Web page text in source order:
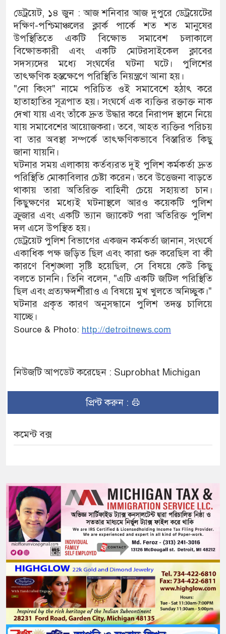
ডেট্রয়েট, ১৪ জুন : আজ শনিবার আজ দুপুরে ডেট্রয়েটের
দক্ষিণ-পশ্চিমাঞ্চলের ক্লার্ক পার্কে শত শত মানুষের
উপস্থিতিতে একটি বিক্ষোভ সমাবেশ চলাকালে
বিক্ষোভকারী এবং একটি মোটরসাইকেল ক্লাবের
সদস্যদের মধ্যে সংঘর্ষের ঘটনা ঘটে। পুলিশের
তাৎক্ষণিক হস্তক্ষেপে পরিস্থিতি নিয়ন্ত্রণে আনা হয়।
"নো কিংস" নামে পরিচিত ওই সমাবেশে হঠাৎ করে
হাতাহাতির সূত্রপাত হয়। সংঘর্ষে এক ব্যক্তির রক্তাক্ত নাক
দেখা যায় এবং তাঁকে দ্রুত উদ্ধার করে নিরাপদ স্থানে নিয়ে
যায় সমাবেশের আয়োজকরা। তবে, আহত ব্যক্তির পরিচয়
বা তার অবস্থা সম্পর্কে তাৎক্ষণিকভাবে বিস্তারিত কিছু
জানা যায়নি।
ঘটনার সময় এলাকায় কর্তব্যরত দুই পুলিশ কর্মকর্তা দ্রুত
পরিস্থিতি মোকাবিলার চেষ্টা করেন। তবে উত্তেজনা বাড়তে
থাকায় তারা অতিরিক্ত বাহিনী চেয়ে সহায়তা চান।
কিছুক্ষণের মধ্যেই ঘটনাস্থলে আরও কয়েকটি পুলিশ
ক্রুজার এবং একটি ভ্যান জ্যাকেট পরা অতিরিক্ত পুলিশ
দল এসে উপস্থিত হয়।
ডেট্রয়েট পুলিশ বিভাগের একজন কর্মকর্তা জানান, সংঘর্ষে
একাধিক পক্ষ জড়িত ছিল এবং কারা শুরু করেছিল বা কী
কারণে বিশৃঙ্খলা সৃষ্টি হয়েছিল, সে বিষয়ে কেউ কিছু
বলতে চাননি। তিনি বলেন, "এটি একটি জটিল পরিস্থিতি
ছিল এবং প্রত্যক্ষদর্শীরাও এ বিষয়ে মুখ খুলতে অনিচ্ছুক।"
ঘটনার প্রকৃত কারণ অনুসন্ধানে পুলিশ তদন্ত চালিয়ে
যাচ্ছে।
Source & Photo: http://detroitnews.com
নিউজটি আপডেট করেছেন : Suprobhat Michigan
প্রিন্ট করুন :
কমেন্ট বক্স